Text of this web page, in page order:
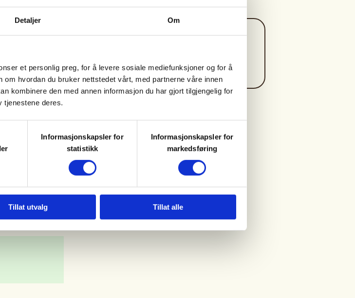
Detaljer Om
et personlig preg, for å levere sosiale mediefunksjoner og for å
hvordan du bruker nettstedet vårt, med partnerne våre innen
kombinere den med annen informasjon du har gjort tilgjengelig for
tjenestene deres.
Informasjonskapsler for
statistikk
Informasjonskapsler for
markedsføring
Tillat utvalg Tillat alle
Arrangør Kontaktperson
andgun@mgk.no